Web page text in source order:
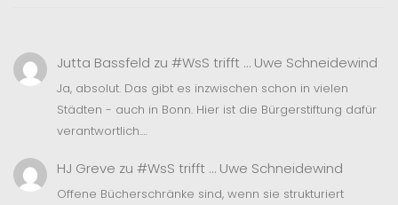
Jutta Bassfeld zu #WsS trifft … Uwe Schneidewind
Ja, absolut. Das gibt es inzwischen schon in vielen
Städten - auch in Bonn. Hier ist die Bürgerstiftung dafür
verantwortlich.…
HJ Greve zu #WsS trifft … Uwe Schneidewind
Offene Bücherschränke sind, wenn sie strukturiert